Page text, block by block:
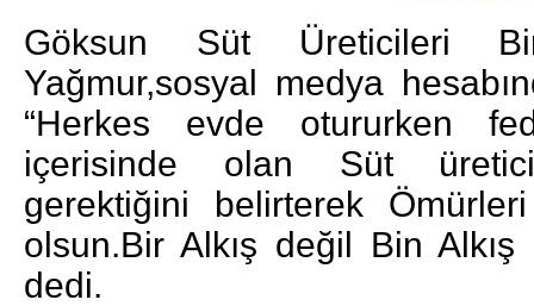
Göksun Süt Üreticileri
Yağmur,sosyal medya
“Herkes evde otururken
içerisinde olan Süt
gerektiğini belirterek
olsun.Bir Alkış değil Bin
dedi.